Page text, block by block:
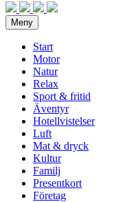
Meny
Start
Motor
Natur
Relax
Sport & fritid
Äventyr
Hotellvistelser
Luft
Mat & dryck
Kultur
Familj
Presentkort
Företag